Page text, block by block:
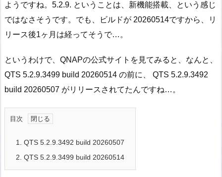
ようですね。5.2.9. ということは、新機能搭載、という感じ
ではなさそうです。でも、ビルドが 20260514ですから、リ
リース後1ヶ月は経ってそうで…。
というわけで、QNAPの公式サイトを見てみると、なんと、
QTS 5.2.9.3499 build 20260514 の前に、 QTS 5.2.9.3492
build 20260507 がリリースされてたんですね…。
目次
1.
QTS 5.2.9.3492 build 20260507
2. QTS 5.2.9.3499 build 20260514